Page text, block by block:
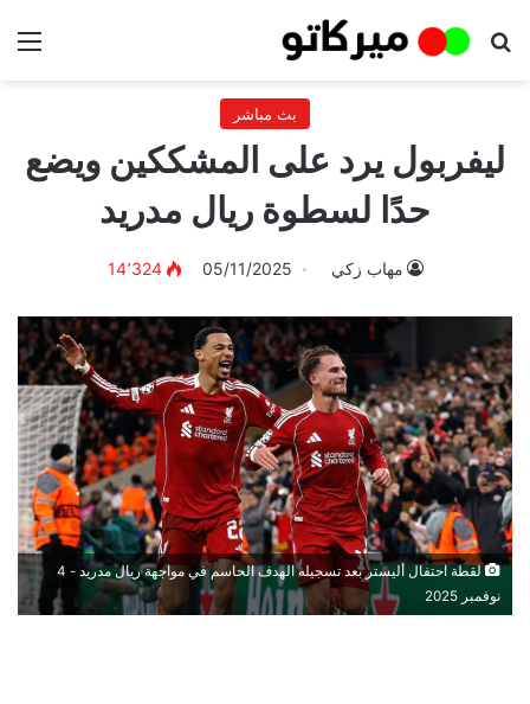
بحث عن
بث مباشر
ليفربول يرد على المشككين ويضع
حدًا لسطوة ريال مدريد
مهاب زكي 05/11/2025 14٬324
لقطة احتفال أليستر بعد تسجيله الهدف الحاسم في مواجهة ريال مدريد - 4
نوفمبر 2025